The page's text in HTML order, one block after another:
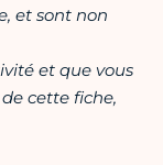
et sont non
et que vous
cette fiche,